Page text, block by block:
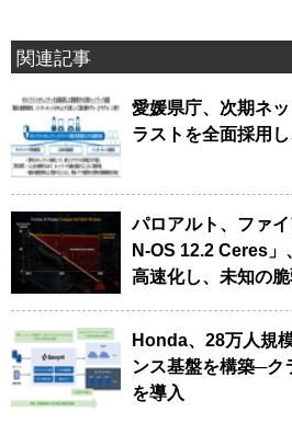
関連記事
愛媛県庁、次期ネ
ラストを全面採用
パロアルト、ファ
N-OS 12.2 Ceres
高速化し、未知の
Honda、28万人規
ンス基盤を構築─ク
を導入